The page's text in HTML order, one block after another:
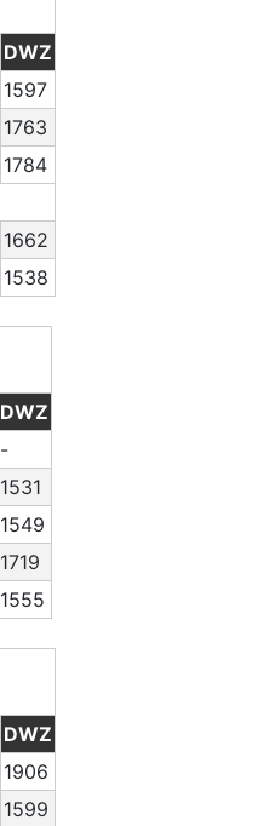
DWZ
1597
1763
1784
1662
1538
DWZ
-
1531
1549
1719
1555
DWZ
1906
1599